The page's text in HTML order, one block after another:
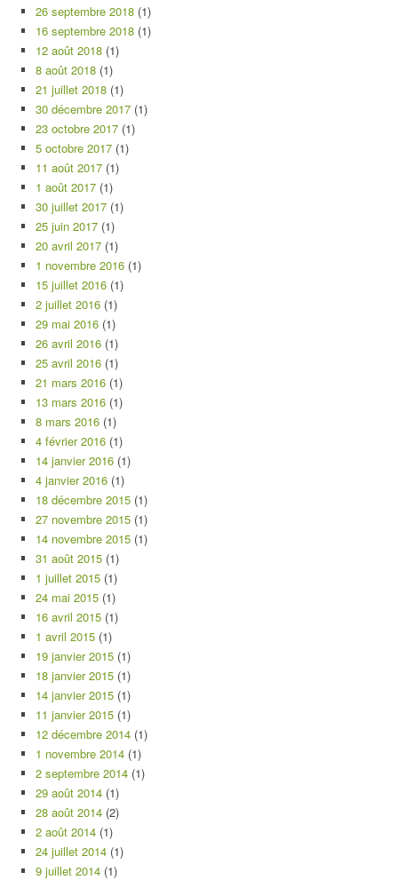
26 septembre 2018 (1)
16 septembre 2018 (1)
12 août 2018 (1)
8 août 2018 (1)
21 juillet 2018 (1)
30 décembre 2017 (1)
23 octobre 2017 (1)
5 octobre 2017 (1)
11 août 2017 (1)
1 août 2017 (1)
30 juillet 2017 (1)
25 juin 2017 (1)
20 avril 2017 (1)
1 novembre 2016 (1)
15 juillet 2016 (1)
2 juillet 2016 (1)
29 mai 2016 (1)
26 avril 2016 (1)
25 avril 2016 (1)
21 mars 2016 (1)
13 mars 2016 (1)
8 mars 2016 (1)
4 février 2016 (1)
14 janvier 2016 (1)
4 janvier 2016 (1)
18 décembre 2015 (1)
27 novembre 2015 (1)
14 novembre 2015 (1)
31 août 2015 (1)
1 juillet 2015 (1)
24 mai 2015 (1)
16 avril 2015 (1)
1 avril 2015 (1)
19 janvier 2015 (1)
18 janvier 2015 (1)
14 janvier 2015 (1)
11 janvier 2015 (1)
12 décembre 2014 (1)
1 novembre 2014 (1)
2 septembre 2014 (1)
29 août 2014 (1)
28 août 2014 (2)
2 août 2014 (1)
24 juillet 2014 (1)
9 juillet 2014 (1)